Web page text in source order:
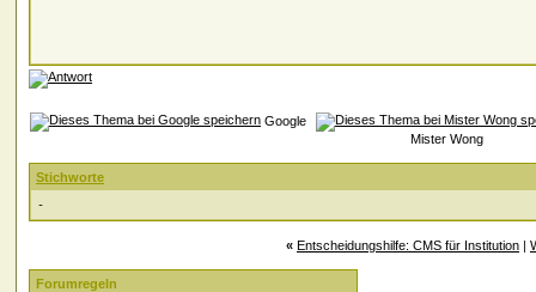
Google
Mister Wong
Stichworte
-
« Entscheidungshilfe: CMS für Institution |
Forumregeln